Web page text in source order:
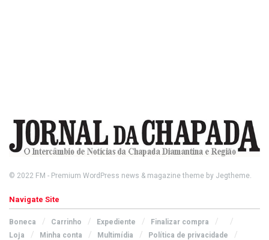
© 2022 FM - Premium WordPress news & magazine theme by Jegtheme.
Navigate Site
Boneca Carrinho Expediente
Finalizar compra
Loja
Minha conta Multimídia Política de privacidade